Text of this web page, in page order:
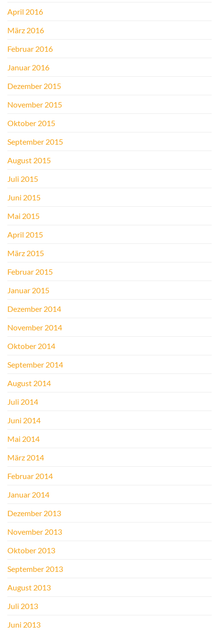
April 2016
März 2016
Februar 2016
Januar 2016
Dezember 2015
November 2015
Oktober 2015
September 2015
August 2015
Juli 2015
Juni 2015
Mai 2015
April 2015
März 2015
Februar 2015
Januar 2015
Dezember 2014
November 2014
Oktober 2014
September 2014
August 2014
Juli 2014
Juni 2014
Mai 2014
März 2014
Februar 2014
Januar 2014
Dezember 2013
November 2013
Oktober 2013
September 2013
August 2013
Juli 2013
Juni 2013